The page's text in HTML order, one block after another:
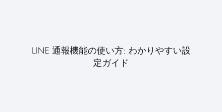
LINE 通報機能の使い方: わかりやすい設
定ガイド